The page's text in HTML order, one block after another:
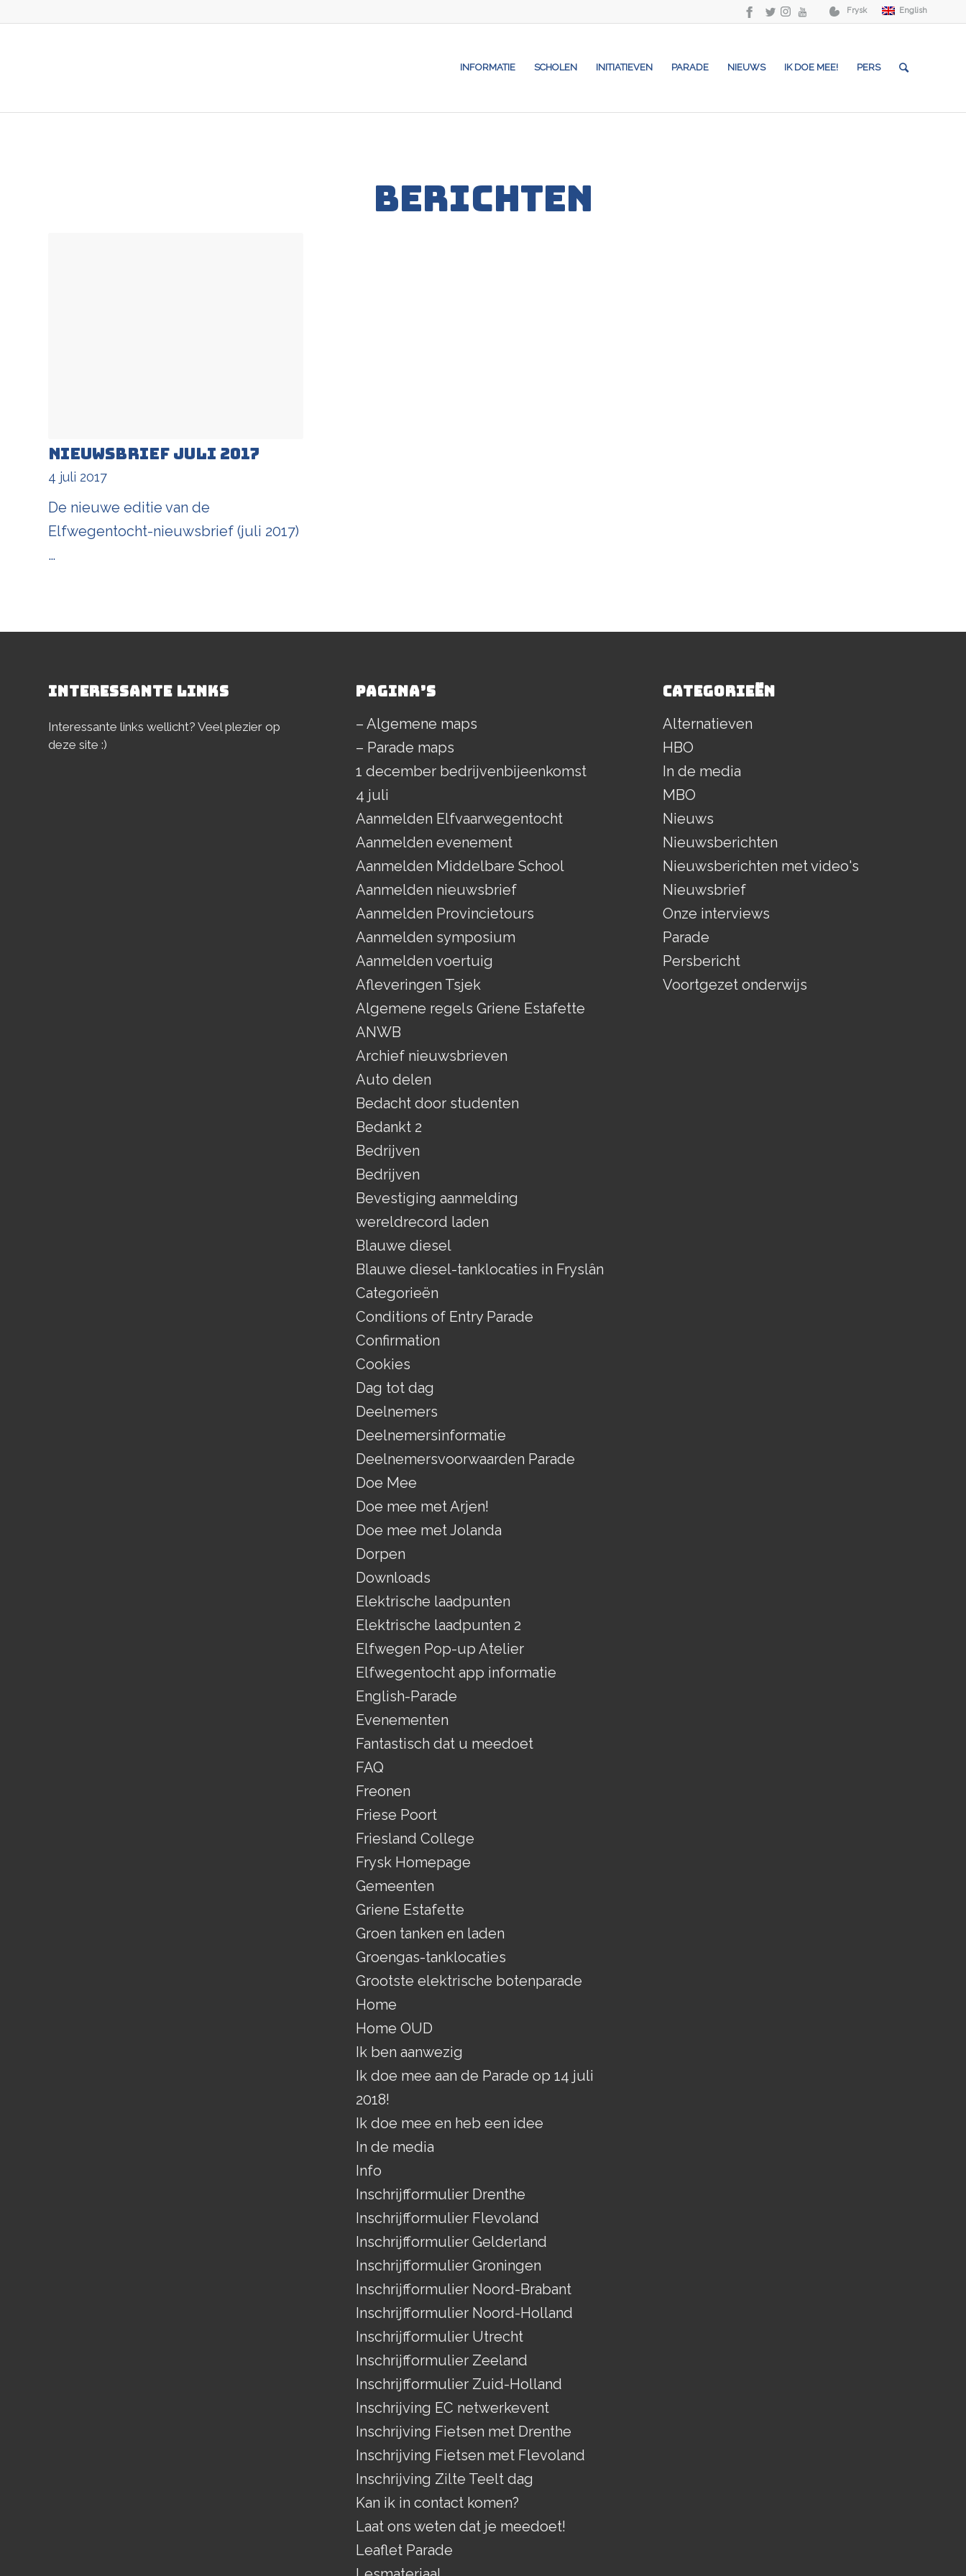
Frysk English
INFORMATIE SCHOLEN INITIATIEVEN PARADE NIEUWS IK DOE MEE! PERS
BERICHTEN
Nieuwsbrief juli 2017
4 juli 2017
De nieuwe editie van de
Elfwegentocht-nieuwsbrief (juli 2017)
…
INTERESSANTE LINKS
Interessante links wellicht? Veel plezier op
deze site :)
PAGINA’S
– Algemene maps
– Parade maps
1 december bedrijvenbijeenkomst
4 juli
Aanmelden Elfvaarwegentocht
Aanmelden evenement
Aanmelden Middelbare School
Aanmelden nieuwsbrief
Aanmelden Provincietours
Aanmelden symposium
Aanmelden voertuig
Afleveringen Tsjek
Algemene regels Griene Estafette
ANWB
Archief nieuwsbrieven
Auto delen
Bedacht door studenten
Bedankt 2
Bedrijven
Bedrijven
Bevestiging aanmelding
wereldrecord laden
Blauwe diesel
Blauwe diesel-tanklocaties in Fryslân
Categorieën
Conditions of Entry Parade
Confirmation
Cookies
Dag tot dag
Deelnemers
Deelnemersinformatie
Deelnemersvoorwaarden Parade
Doe Mee
Doe mee met Arjen!
Doe mee met Jolanda
Dorpen
Downloads
Elektrische laadpunten
Elektrische laadpunten 2
Elfwegen Pop-up Atelier
Elfwegentocht app informatie
English-Parade
Evenementen
Fantastisch dat u meedoet
FAQ
Freonen
Friese Poort
Friesland College
Frysk Homepage
Gemeenten
Griene Estafette
Groen tanken en laden
Groengas-tanklocaties
Grootste elektrische botenparade
Home
Home OUD
Ik ben aanwezig
Ik doe mee aan de Parade op 14 juli
2018!
Ik doe mee en heb een idee
In de media
Info
Inschrijfformulier Drenthe
Inschrijfformulier Flevoland
Inschrijfformulier Gelderland
Inschrijfformulier Groningen
Inschrijfformulier Noord-Brabant
Inschrijfformulier Noord-Holland
Inschrijfformulier Utrecht
Inschrijfformulier Zeeland
Inschrijfformulier Zuid-Holland
Inschrijving EC netwerkevent
Inschrijving Fietsen met Drenthe
Inschrijving Fietsen met Flevoland
Inschrijving Zilte Teelt dag
Kan ik in contact komen?
Laat ons weten dat je meedoet!
Leaflet Parade
CATEGORIEËN
Alternatieven
HBO
In de media
MBO
Nieuws
Nieuwsberichten
Nieuwsberichten met video's
Nieuwsbrief
Onze interviews
Parade
Persbericht
Voortgezet onderwijs